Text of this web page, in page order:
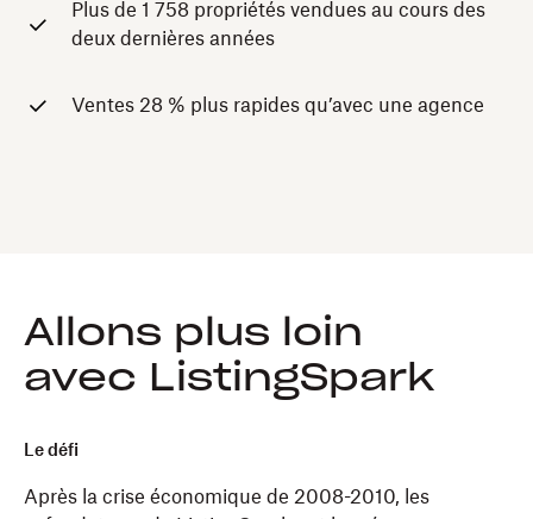
Plus de 1 758 propriétés vendues au cours des
deux dernières années‍
Ventes 28 % plus rapides qu’avec une agence
Allons plus loin
avec ListingSpark
Le défi
Après la crise économique de 2008-2010, les